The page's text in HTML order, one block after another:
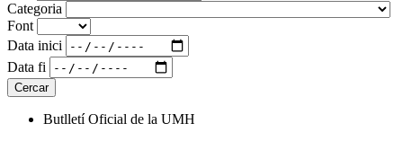
Categoria
Font
Data inici
Data fi
Butlletí Oficial de la UMH